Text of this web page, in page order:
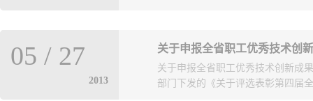
监测检测、运营维护、震后评估、
建筑材料、隔震技术、消能减震技
委将组织进行发布、培训和宣贯等
年5月份勘察设计经济形势月报报
能够按照规定及时提报5月份勘察
位未按时报送，名单详见附件，我
加强工程勘察设计行业统计工作的
关于申报全省职工优秀技术创
2013
05 / 27
关于申报全省职工优秀技术创新
部门下发的《关于评选表彰第四届